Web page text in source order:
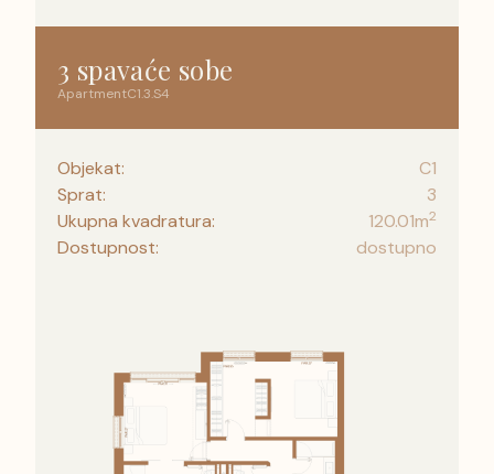
3 spavaće sobe
ApartmentC1.3.S4
Objekat:
C1
Sprat:
3
Ukupna kvadratura:
120.01m2
Dostupnost: dostupno